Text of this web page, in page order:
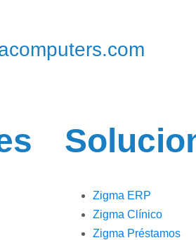
Zigma ERP
Zigma Clínico
Zigma Préstamos